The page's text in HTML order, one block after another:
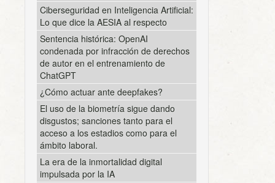
Ciberseguridad en Inteligencia Artificial:
Lo que dice la AESIA al respecto
Sentencia histórica: OpenAI
condenada por infracción de derechos
de autor en el entrenamiento de
ChatGPT
¿Cómo actuar ante deepfakes?
El uso de la biometría sigue dando
disgustos; sanciones tanto para el
acceso a los estadios como para el
ámbito laboral.
La era de la inmortalidad digital
impulsada por la IA